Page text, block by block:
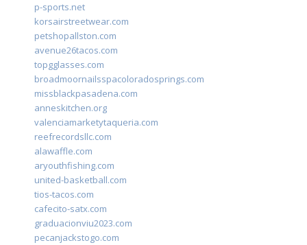
p-sports.net
korsairstreetwear.com
petshopallston.com
avenue26tacos.com
topgglasses.com
broadmoornailsspacoloradosprings.com
missblackpasadena.com
anneskitchen.org
valenciamarketytaqueria.com
reefrecordsllc.com
alawaffle.com
aryouthfishing.com
united-basketball.com
tios-tacos.com
cafecito-satx.com
graduacionviu2023.com
pecanjackstogo.com